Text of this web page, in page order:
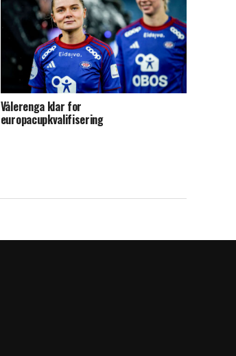
Vålerenga klar for
europacupkvalifisering